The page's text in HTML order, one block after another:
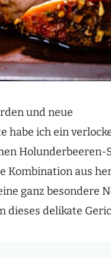
und neue
habe ich ein
Holunderbeeren-
Kombination aus
ganz besondere
dieses delikate